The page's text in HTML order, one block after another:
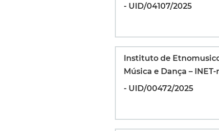
- UID/04107/2025
Instituto de
Música e Dança –
- UID/00472/2025